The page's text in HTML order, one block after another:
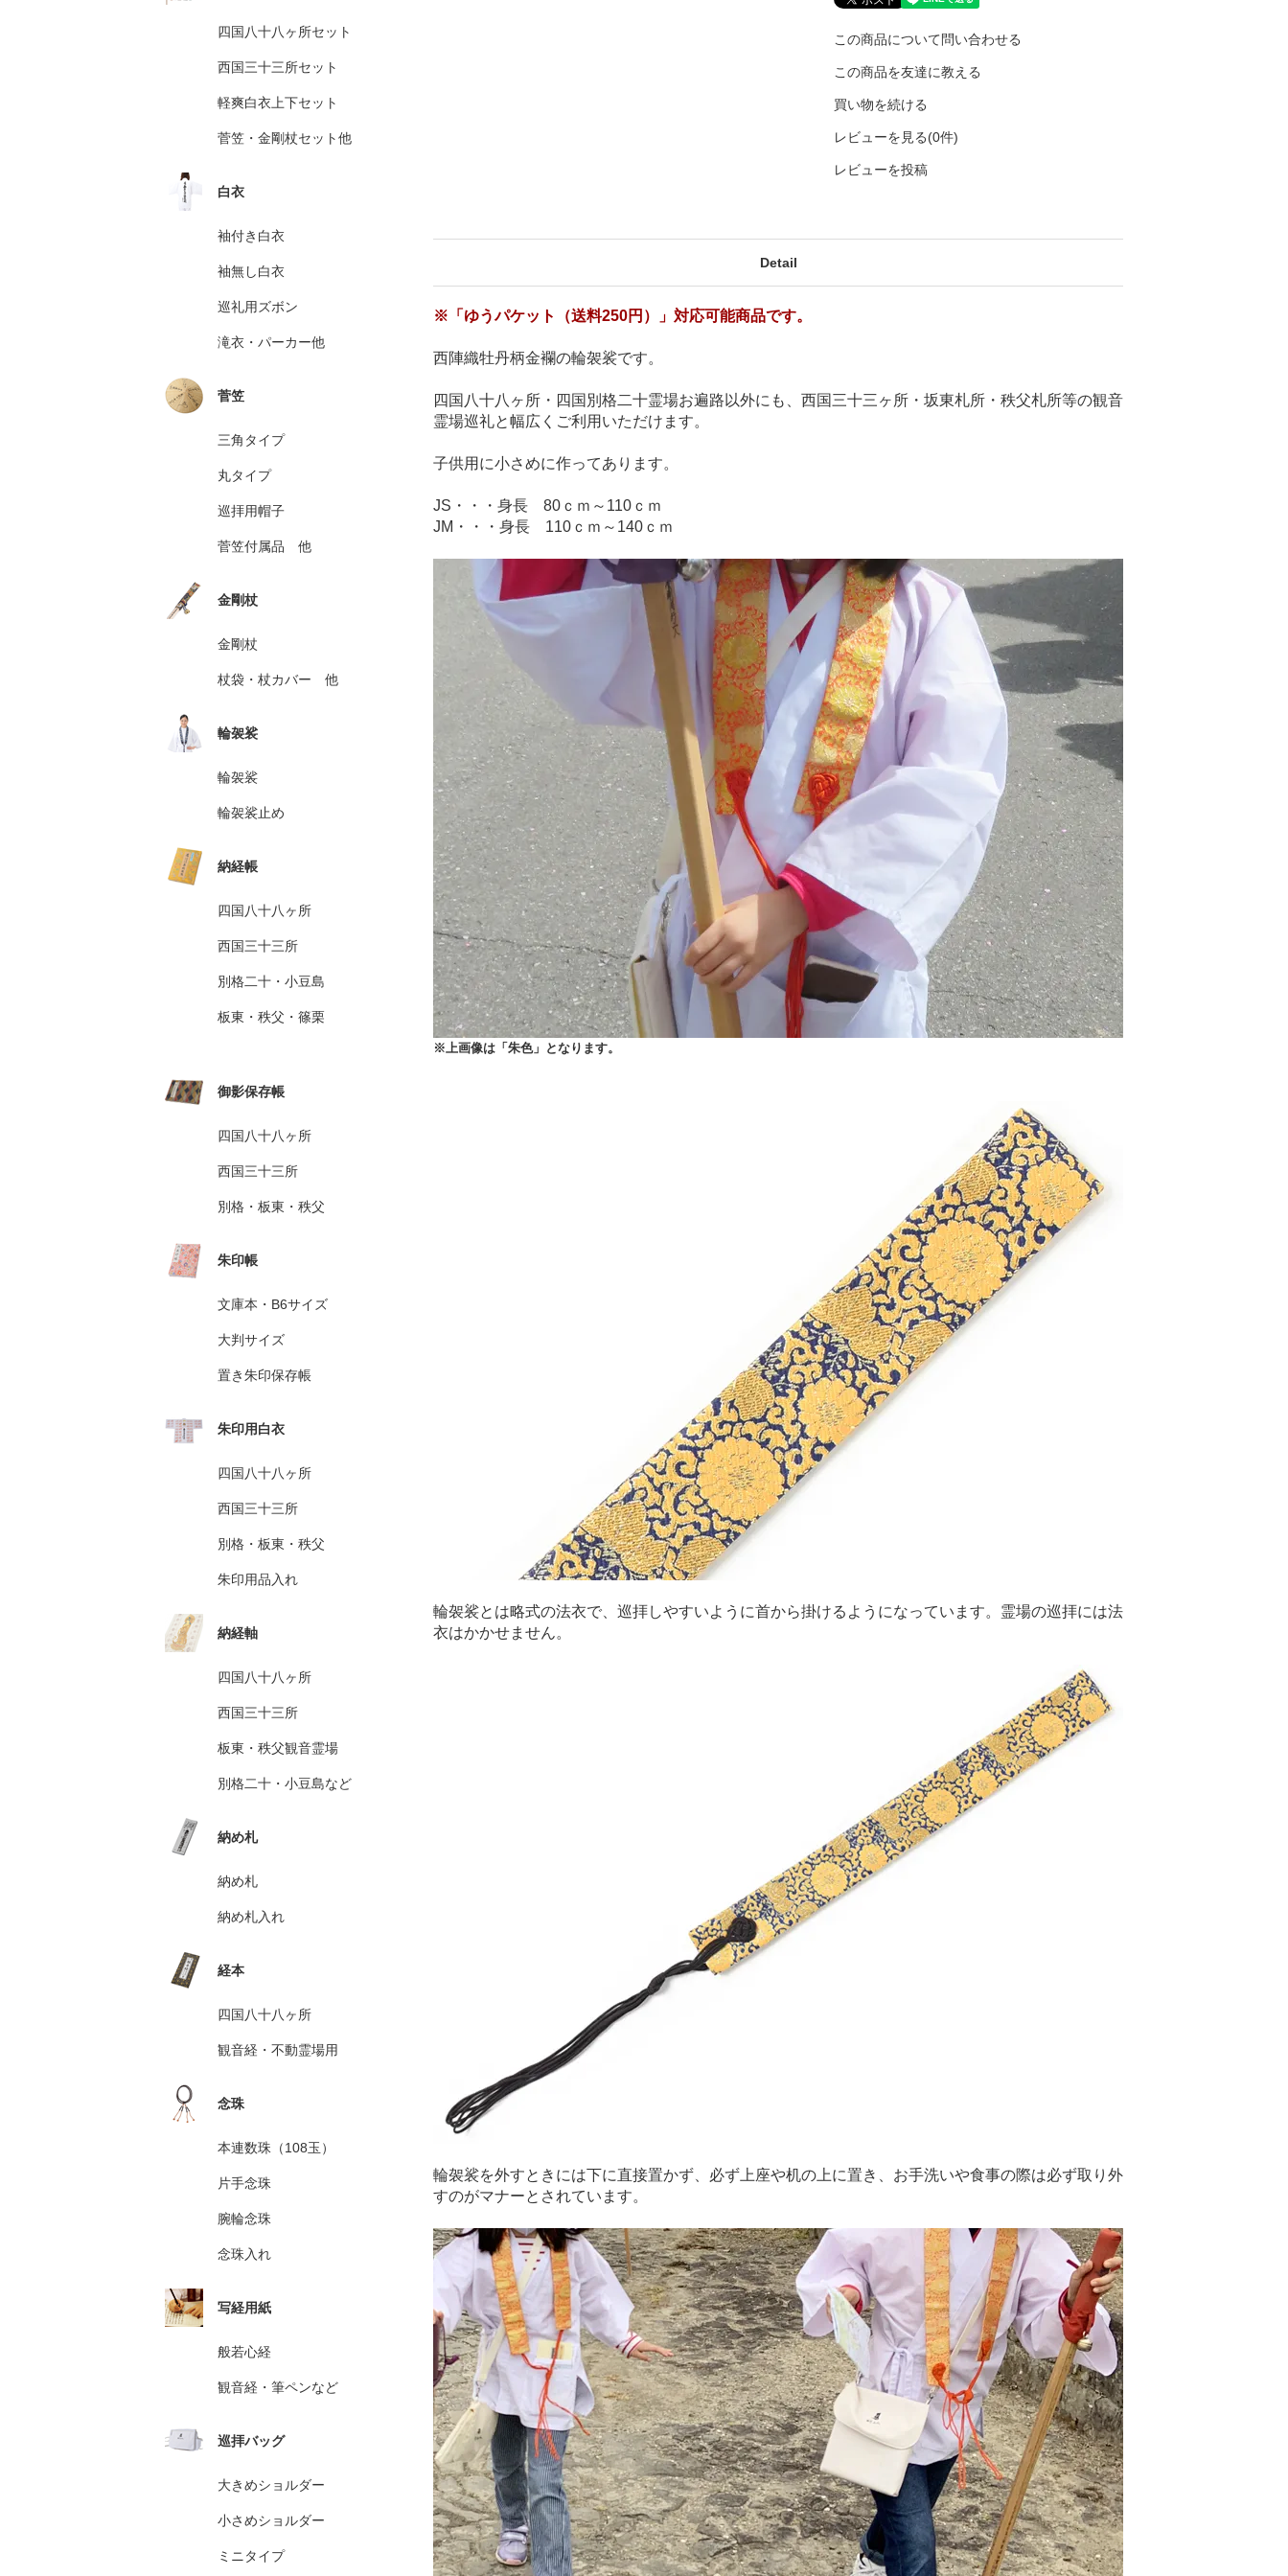
この商品について問い合わせる
この商品を友達に教える
買い物を続ける
レビューを見る(0件)
レビューを投稿
Detail
※「ゆうパケット（送料250円）」対応可能商品です。
西陣織牡丹柄金襴の輪袈裟です。
四国八十八ヶ所・四国別格二十霊場お遍路以外にも、西国三十三ヶ所・坂東札所・秩父札所等の観音
霊場巡礼と幅広くご利用いただけます。
子供用に小さめに作ってあります。
JS・・・身長 80ｃｍ～110ｃｍ
JM・・・身長 110ｃｍ～140ｃｍ
※上画像は「朱色」となります。
輪袈裟とは略式の法衣で、巡拝しやすいように首から掛けるようになっています。霊場の巡拝には法
衣はかかせません。
輪袈裟を外すときには下に直接置かず、必ず上座や机の上に置き、お手洗いや食事の際は必ず取り外
すのがマナーとされています。
四国八十八ヶ所セット
西国三十三所セット
軽爽白衣上下セット
菅笠・金剛杖セット他
白衣
袖付き白衣
袖無し白衣
巡礼用ズボン
滝衣・パーカー他
菅笠
三角タイプ
丸タイプ
巡拝用帽子
菅笠付属品 他
金剛杖
金剛杖
杖袋・杖カバー 他
輪袈裟
輪袈裟
輪袈裟止め
納経帳
四国八十八ヶ所
西国三十三所
別格二十・小豆島
板東・秩父・篠栗
御影保存帳
四国八十八ヶ所
西国三十三所
別格・板東・秩父
朱印帳
文庫本・B6サイズ
大判サイズ
置き朱印保存帳
朱印用白衣
四国八十八ヶ所
西国三十三所
別格・板東・秩父
朱印用品入れ
納経軸
四国八十八ヶ所
西国三十三所
板東・秩父観音霊場
別格二十・小豆島など
納め札
納め札
納め札入れ
経本
四国八十八ヶ所
観音経・不動霊場用
念珠
本連数珠（108玉）
片手念珠
腕輪念珠
念珠入れ
写経用紙
般若心経
観音経・筆ペンなど
巡拝バッグ
大きめショルダー
小さめショルダー
ミニタイプ